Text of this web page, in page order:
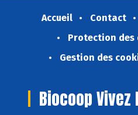
Accueil Contact
Protection des
Gestion des
Biocoop